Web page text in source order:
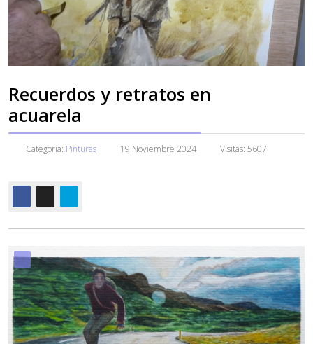
Recuerdos y retratos en
acuarela
Categoría: Pinturas 19 Noviembre 2024 Visitas: 5607